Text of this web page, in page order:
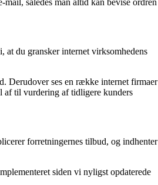
at du gransker internet virksomhedens
Derudover ses en række internet firmaer
af til vurdering af tidligere kunders
forretningernes tilbud, og indhenter
siden vi nyligst opdaterede